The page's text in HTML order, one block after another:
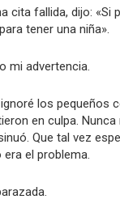
cita fallida, dijo: «Si
tener una niña».
mi advertencia.
los pequeños
en culpa.
Que tal vez
el problema.